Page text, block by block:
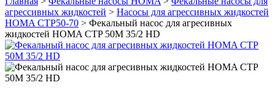
агрессивных жидкостей > Насосы для агрессивных жидкостей
HOMA CTP50-70 > Фекальный насос для агресивных
жидкостей HOMA CTP 50M 35/2 HD